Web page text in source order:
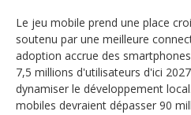
Le jeu mobile prend une place
soutenu par une meilleure
adoption accrue des
7,5 millions d'utilisateurs d'ici
dynamiser le développement
mobiles devraient dépasser 90